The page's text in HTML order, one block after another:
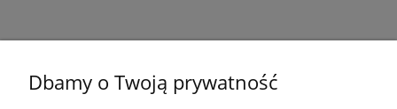
DX FEQ-Plus mimośrodowa
Dbamy o Twoją prywatność